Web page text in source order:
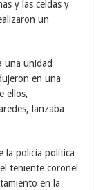
y las celdas y
un
una unidad
en una
ellos,
lanzaba
la policía política
teniente coronel
en la